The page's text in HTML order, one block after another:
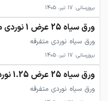
بروزرسانی: 17 تیر، 1405
ورق سیاه 25 عرض 1 نوردی متفرقه
ورق سیاه نوردی متفرقه
بروزرسانی: 17 تیر، 1405
ورق سیاه 25 عرض 1.25 نوردی متفرقه
ورق سیاه نوردی متفرقه